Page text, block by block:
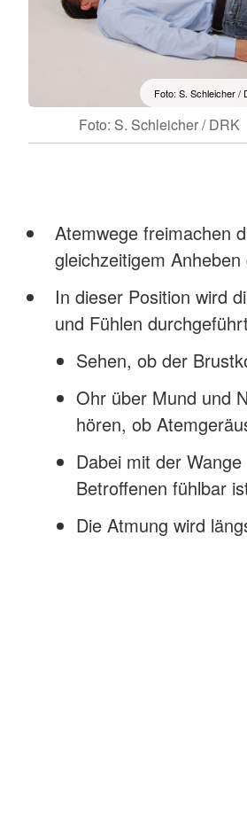
Foto: S. Schleicher /
Foto: S. Schleicher / DRK
Atemwege freimachen
gleichzeitigem Anheben
In dieser Position wird
und Fühlen
Sehen, ob der
Ohr über Mund und
hören, ob
Dabei mit der
Betroffenen fühlbar
Die Atmung wird